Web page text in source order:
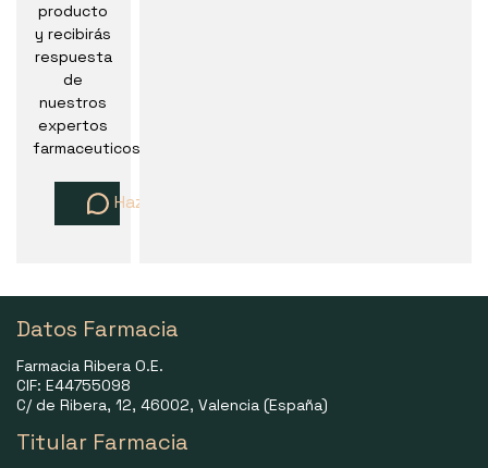
producto
y recibirás
respuesta
de
nuestros
expertos
farmaceuticos
Haz una pregunta
Datos Farmacia
Farmacia Ribera O.E.
CIF: E44755098
C/ de Ribera, 12, 46002, Valencia (España)
Titular Farmacia